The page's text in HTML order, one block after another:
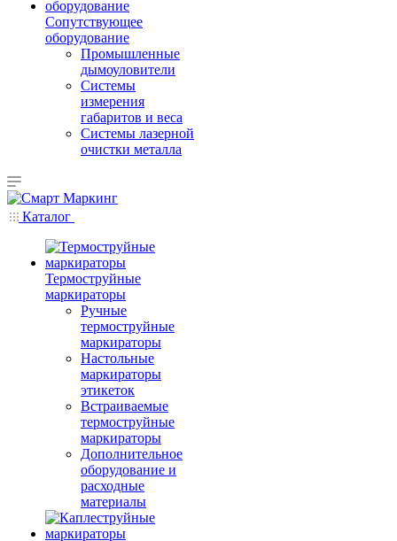
Сопутствующее
оборудование
Промышленные
дымоуловители
Системы
измерения
габаритов и веса
Системы лазерной
очистки металла
Каталог
Термоструйные
маркираторы
Ручные
термоструйные
маркираторы
Настольные
маркираторы
этикеток
Встраиваемые
термоструйные
маркираторы
Дополнительное
оборудование и
расходные
материалы